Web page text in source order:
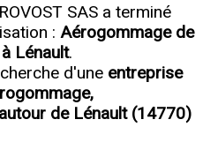
SAS a terminé
: Aérogommage de
Lénault.
d'une entreprise
de Lénault (14770)